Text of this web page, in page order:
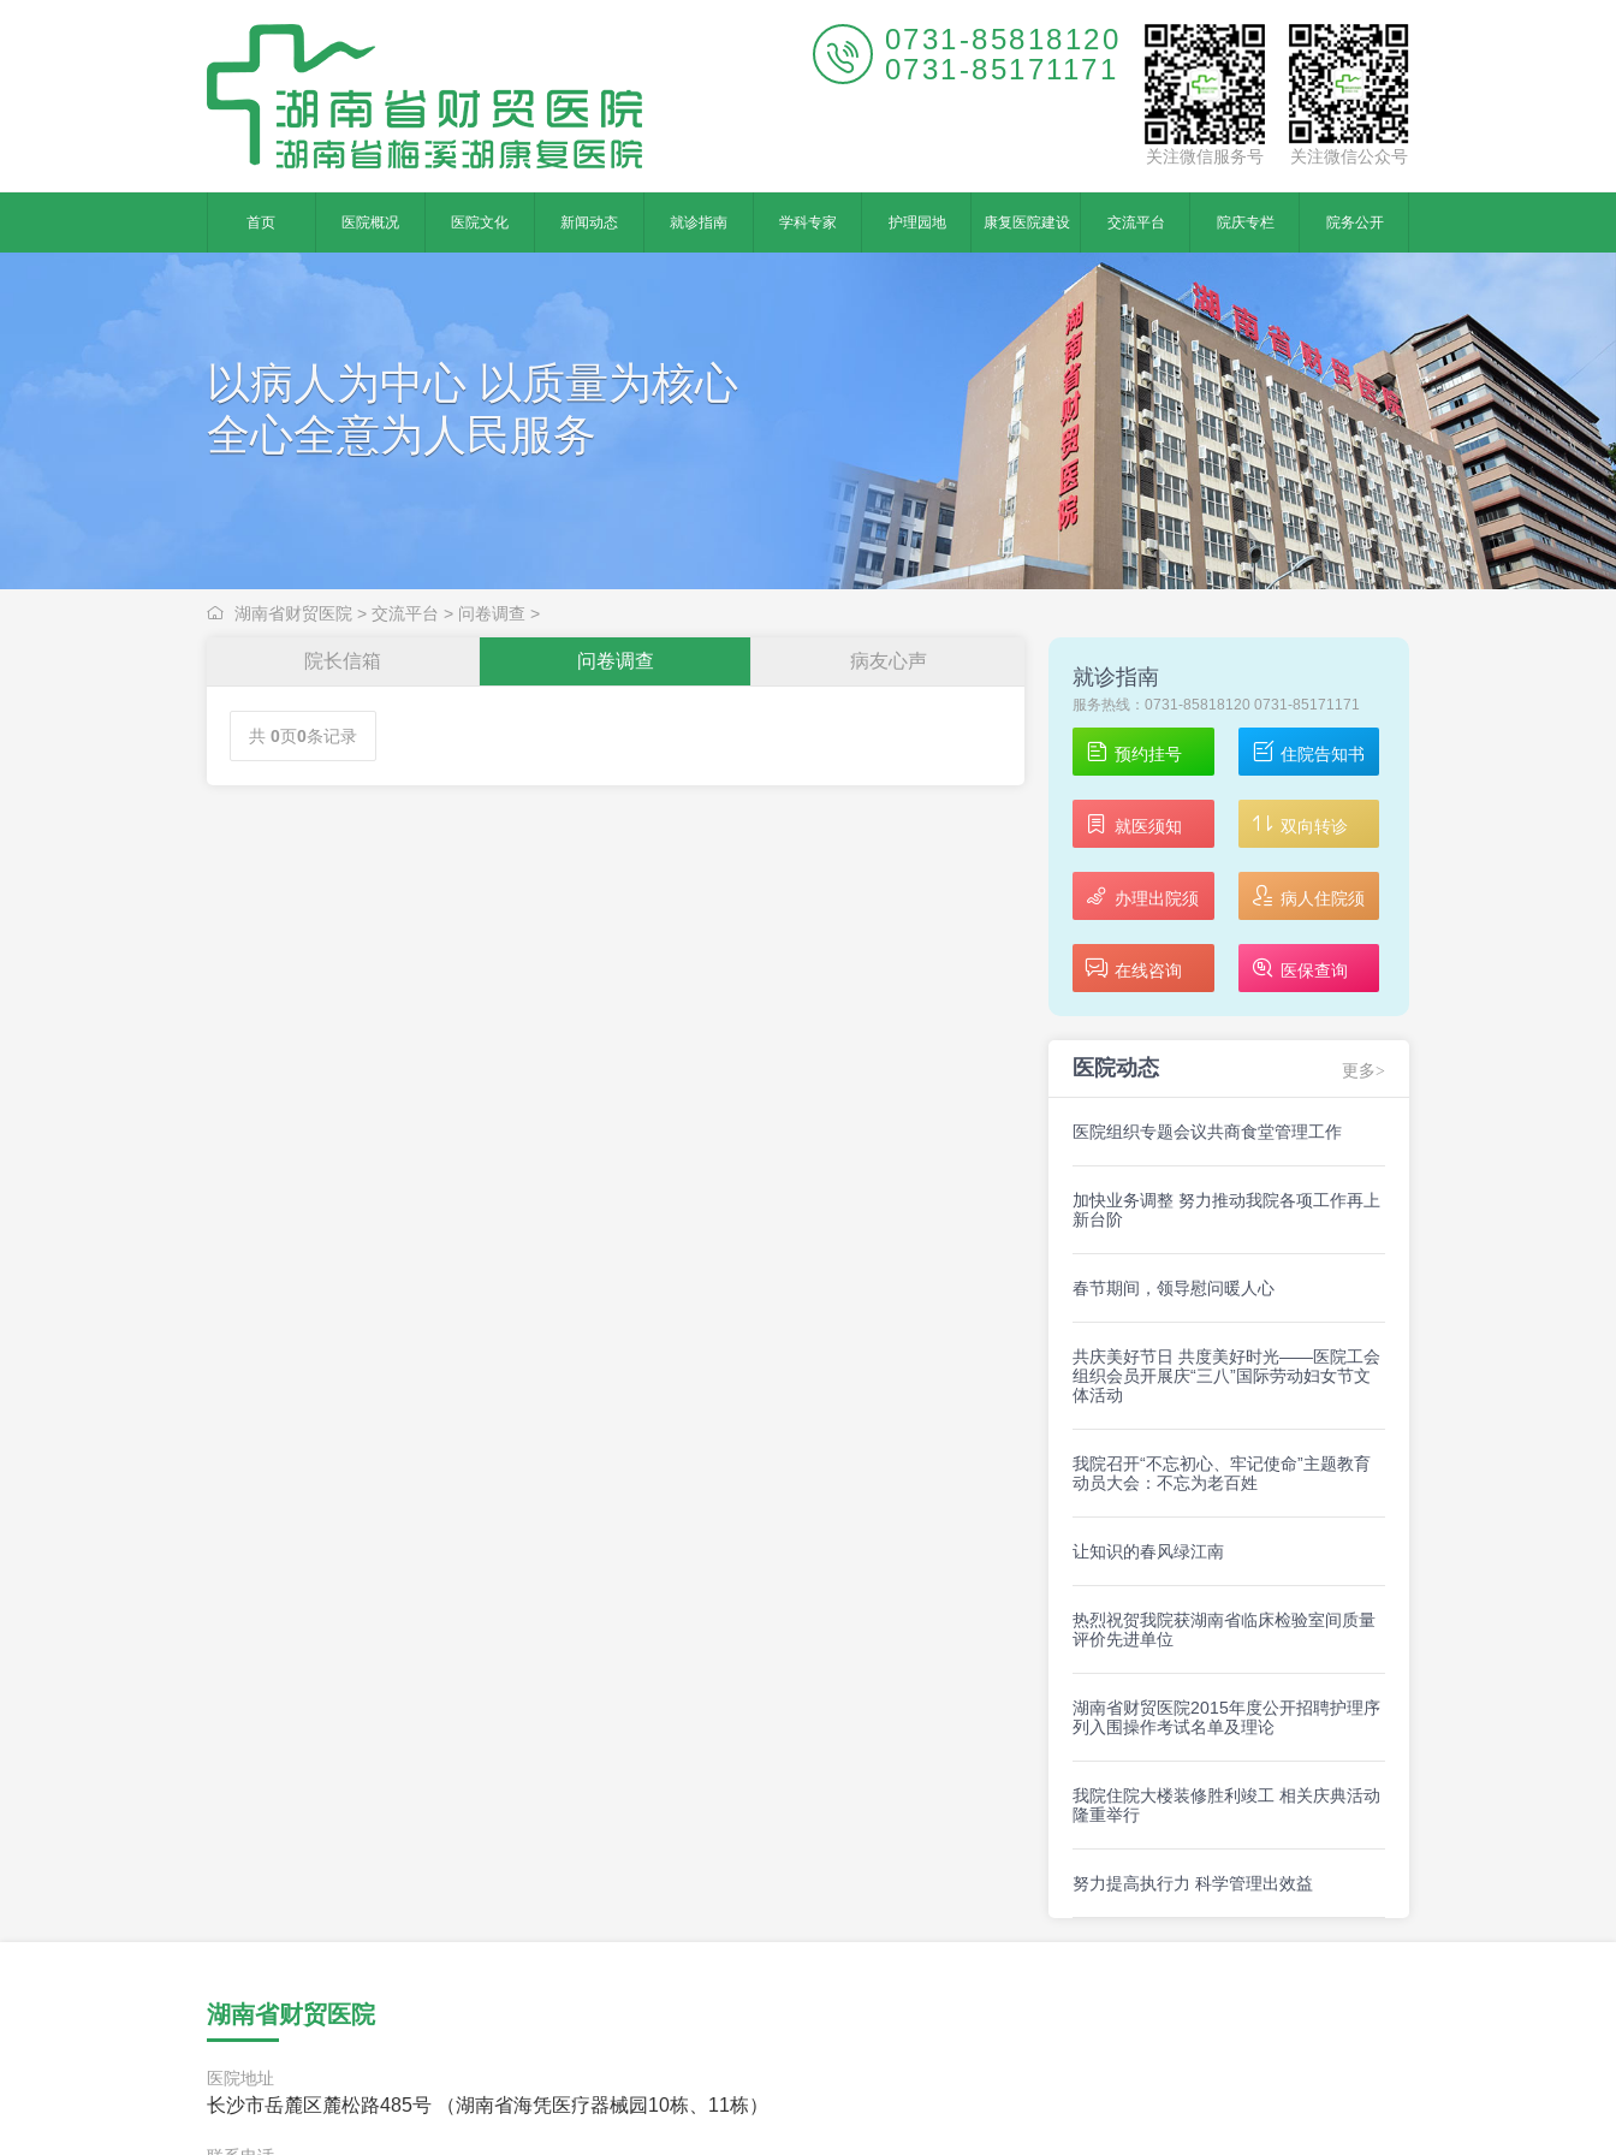
关注微信服务号 关注微信公众号

0731-85818120
0731-85171171
首页 医院概况 医院文化 新闻动态 就诊指南 学科专家 护理园地 康复医院建设 交流平台 院庆专栏 院务公开
以病人为中心 以质量为核心
全心全意为人民服务
湖南省财贸医院 > 交流平台 > 问卷调查 >
院长信箱 问卷调查 病友心声
共 0页0条记录
就诊指南
服务热线：0731-85818120 0731-85171171
预约挂号 住院告知书
就医须知 双向转诊
办理出院须
知
病人住院须
知
在线咨询
医保查询
医院动态 更多>
医院组织专题会议共商食堂管理工作
加快业务调整 努力推动我院各项工作再上
新台阶
春节期间，领导慰问暖人心
共庆美好节日 共度美好时光——医院工会
组织会员开展庆“三八”国际劳动妇女节文
体活动
我院召开“不忘初心、牢记使命”主题教育
动员大会：不忘为老百姓
让知识的春风绿江南
热烈祝贺我院获湖南省临床检验室间质量
评价先进单位
湖南省财贸医院2015年度公开招聘护理序
列入围操作考试名单及理论
我院住院大楼装修胜利竣工 相关庆典活动
隆重举行
努力提高执行力 科学管理出效益
湖南省财贸医院
医院地址
长沙市岳麓区麓松路485号 （湖南省海凭医疗器械园10栋、11栋）